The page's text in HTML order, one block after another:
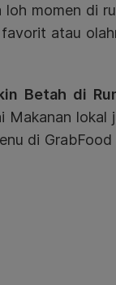
momen di
atau
Betah di
Makanan lokal
di GrabFood